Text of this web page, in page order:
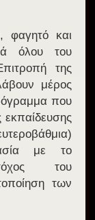
φαγητό και
όλου του
της
μέρος
που
εκπαίδευσης
με το
του
των